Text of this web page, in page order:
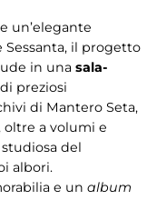
un’elegante
il progetto
in una sala-
preziosi
di Mantero Seta,
a volumi e
del
albori.
e un album